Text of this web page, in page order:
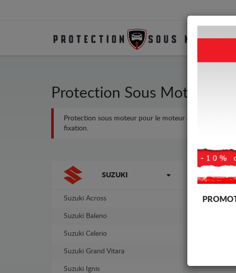
Protection Sous Moteur
Protection sous moteur pour le moteur et la boîte de
fixation.
Marques SUZUKI
Suzuki Across
Suzuki Baleno
Suzuki Celerio
Suzuki Grand Vitara
Suzuki Ignis
-18%